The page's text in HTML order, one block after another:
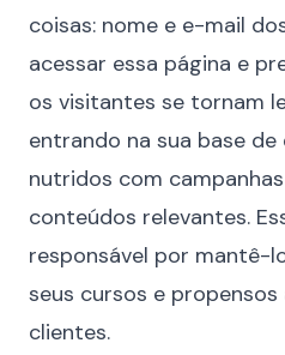
coisas: nome e e-mail
acessar essa página e
os visitantes se tornam
entrando na sua base
nutridos com
conteúdos relevantes.
responsável por mantê-
seus cursos e
clientes.